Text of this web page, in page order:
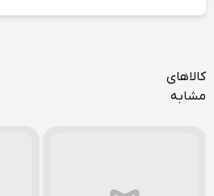
کالاهای
مشابه